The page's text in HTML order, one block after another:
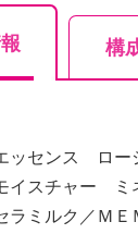
構
ッセンス ロー
イスチャー
ラミルク／Ｍ